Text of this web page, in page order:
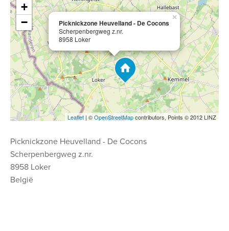
Picknickzone Heuvelland - De Cocons
Scherpenbergweg z.nr.
8958 Loker
×
+
−
Leaflet | ©OpenStreetMapcontributors, Points © 2012 LINZ
Picknickzone Heuvelland - De Cocons
Scherpenbergweg z.nr.
8958 Loker
België